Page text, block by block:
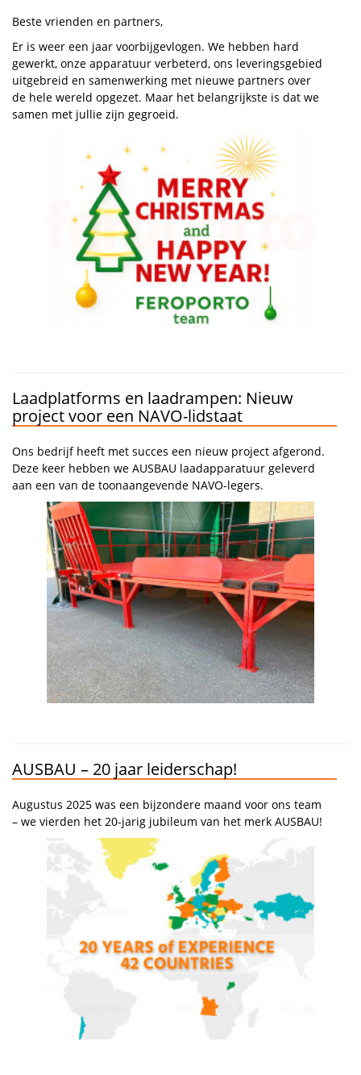
Beste vrienden en partners,
Er is weer een jaar voorbijgevlogen. We hebben hard
gewerkt, onze apparatuur verbeterd, ons leveringsgebied
uitgebreid en samenwerking met nieuwe partners over
de hele wereld opgezet. Maar het belangrijkste is dat we
samen met jullie zijn gegroeid.
Laadplatforms en laadrampen: Nieuw
project voor een NAVO-lidstaat
Ons bedrijf heeft met succes een nieuw project afgerond.
Deze keer hebben we AUSBAU laadapparatuur geleverd
aan een van de toonaangevende NAVO-legers.
AUSBAU – 20 jaar leiderschap!
Augustus 2025 was een bijzondere maand voor ons team
– we vierden het 20-jarig jubileum van het merk AUSBAU!